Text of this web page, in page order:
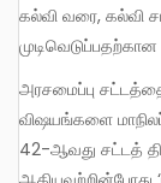
கல்வி வரை, கல்வி
அரசமைப்பு சட்டத்தை உருவாக்கியவர்கள், கல்வி சம்பந்தப்பட்ட
விஷயங்களை
42-ஆவது சட்டத்